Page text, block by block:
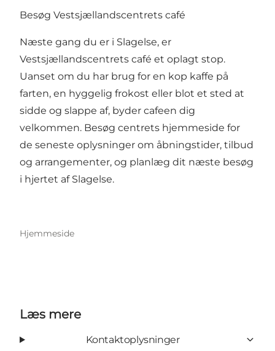
Besøg Vestsjællandscentrets café
Næste gang du er i Slagelse, er
Vestsjællandscentrets café et oplagt stop.
Uanset om du har brug for en kop kaffe på
farten, en hyggelig frokost eller blot et sted at
sidde og slappe af, byder cafeen dig
velkommen. Besøg centrets hjemmeside for
de seneste oplysninger om åbningstider, tilbud
og arrangementer, og planlæg dit næste besøg
i hjertet af Slagelse.
Hjemmeside
Læs mere
Kontaktoplysninger